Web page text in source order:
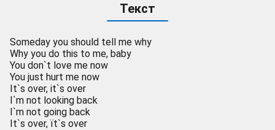
Текст
Someday you should tell me why
Why you do this to me, baby
You don`t love me now
You just hurt me now
It`s over, it`s over
I`m not looking back
I`m not going back
It`s over, ït`s over